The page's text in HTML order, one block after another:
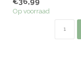
Op voorraad